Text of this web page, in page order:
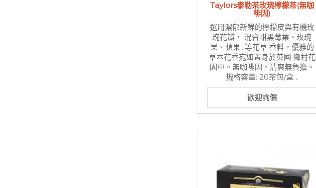
Taylors泰勒茶玫瑰檸檬茶(無咖
啡因)
選用濃郁新鮮的檸檬皮與有機玫
瑰花瓣， 混合甜黑莓葉、玫瑰
果、蘋果...等花草 香料，優雅的
草本花香宛如置身於英國 鄉村花
園中。無咖啡因，清爽無負擔。
規格容量: 20茶包/盒 ..
歡迎詢價